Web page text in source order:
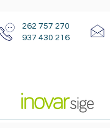
262 757 270
937 430 216